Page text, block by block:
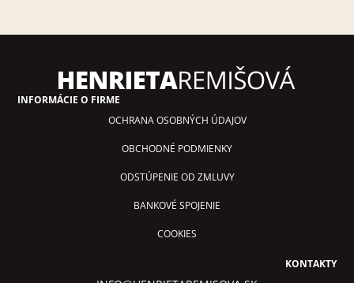
INFORMÁCIE O FIRME
OCHRANA OSOBNÝCH ÚDAJOV
OBCHODNÉ PODMIENKY
ODSTÚPENIE OD ZMLUVY
BANKOVÉ SPOJENIE
COOKIES
KONTAKTY